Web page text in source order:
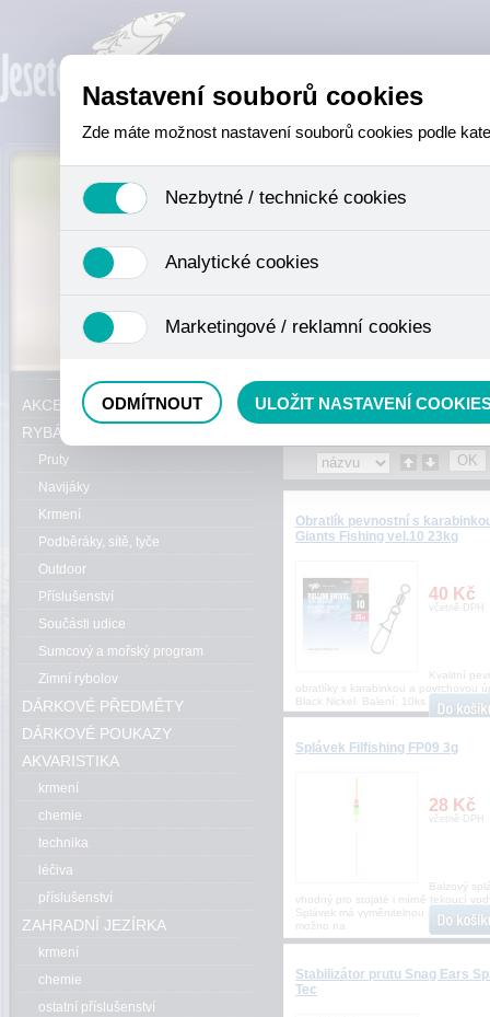
Obratlík pevnostní s
Giants Fishing vel.10 23kg
40 Kč
včetně DPH
Kvalitní
obratlíky s karabinkou a povrchovou
Black Nickel. Balení: 10ks
Splávek Filfishing FP09 3g
28 Kč
včetně DPH
Balzový
vhodný pro stojaté i mírně tekoucí
Splávek má vyměnitelnou anténku,
možno na
Stabilizátor prutu Snag Ears
Tec
AKCE, SLEVY, VÝPRODEJ
RYBÁŘSKÝ SORTIMENT
Pruty
Navijáky
Krmení
Podběráky, sítě, tyče
Outdoor
Příslušenství
Součásti udice
Sumcový a mořský program
Zimní rybolov
DÁRKOVÉ PŘEDMĚTY
DÁRKOVÉ POUKAZY
AKVARISTIKA
krmení
chemie
technika
léčiva
příslušenství
ZAHRADNÍ JEZÍRKA
krmení
chemie
ostatní příslušenství
Nastavení souborů cookies
Zde máte možnost nastavení souborů cookies podle
Nezbytné / technické cookies
se mimo jiné k ukládání produktů v nákupním košíku,
není zapotřebí Váš souhlas a není možné jej ani odebrat.
Analytické cookies
nejedná o osobní údaje, protože anonymizované cookies
odkazy, prohlížené zboží apod.
Marketingové / reklamní cookies
ODMÍTNOUT ULOŽIT NASTAVENÍ